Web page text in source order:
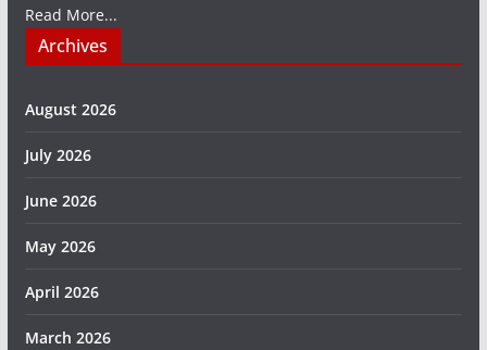
Read More...
Archives
August 2026
July 2026
June 2026
May 2026
April 2026
March 2026